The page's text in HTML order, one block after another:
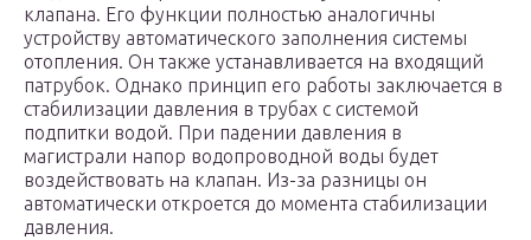
клапана. Его функции полностью аналогичны
устройству автоматического заполнения системы
отопления. Он также устанавливается на входящий
патрубок. Однако принцип его работы заключается в
стабилизации давления в трубах с системой
подпитки водой. При падении давления в
магистрали напор водопроводной воды будет
воздействовать на клапан. Из-за разницы он
автоматически откроется до момента стабилизации
давления.